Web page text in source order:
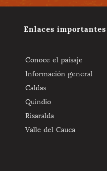
Enlaces importantes
Conoce el paisaje
Información general
Caldas
Quindio
Risaralda
Valle del Cauca